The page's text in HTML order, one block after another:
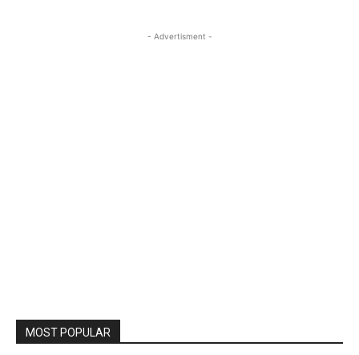
- Advertisment -
MOST POPULAR